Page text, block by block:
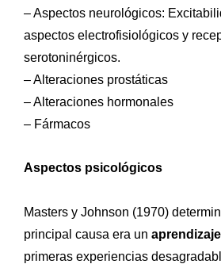
– Aspectos neurológicos:
aspectos electrofisiológicos y r
serotoninérgicos.
– Alteraciones prostáticas
– Alteraciones hormonales
– Fármacos
Aspectos psicológicos
Masters y Johnson (1970)
principal causa era un aprendizaje
primeras experiencias